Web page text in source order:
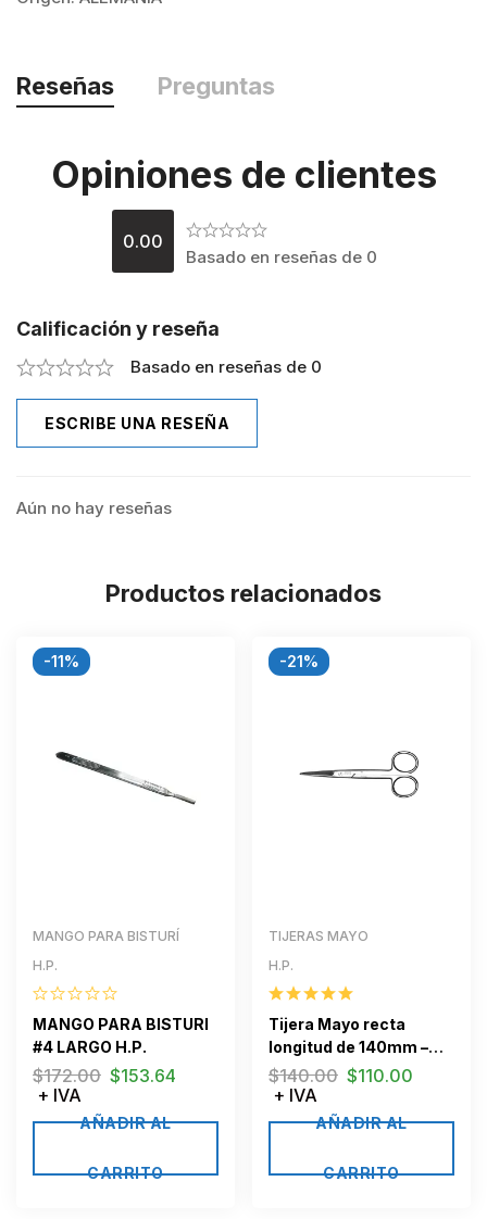
Reseñas Preguntas
Opiniones de clientes
0.00
Basado en reseñas de 0
Calificación y reseña
Basado en reseñas de 0
ESCRIBE UNA RESEÑA
Aún no hay reseñas
Productos relacionados
-11%
MANGO PARA BISTURÍ
H.P.
MANGO PARA BISTURI
#4 LARGO H.P.
$172.00 $153.64
+ IVA
AÑADIR AL
CARRITO
-21%
TIJERAS MAYO
H.P.
Tijera Mayo recta
longitud de 140mm –
145mm
$140.00 $110.00
+ IVA
AÑADIR AL
CARRITO